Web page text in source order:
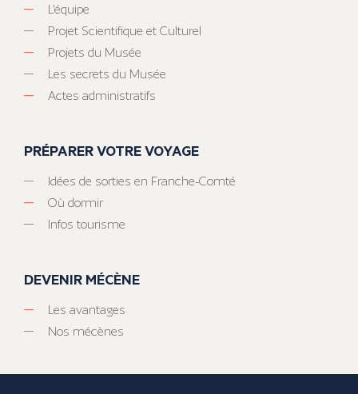
L’équipe
Projet Scientifique et Culturel
Projets du Musée
Les secrets du Musée
Actes administratifs
PRÉPARER VOTRE VOYAGE
Idées de sorties en Franche-Comté
Où dormir
Infos tourisme
DEVENIR MÉCÈNE
Les avantages
Nos mécènes